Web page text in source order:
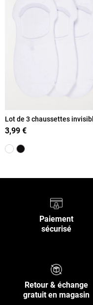
Lot de 3 chaussettes
femme
3,99 €
Paiement
sécurisé
Retour & échange
gratuit en magasin